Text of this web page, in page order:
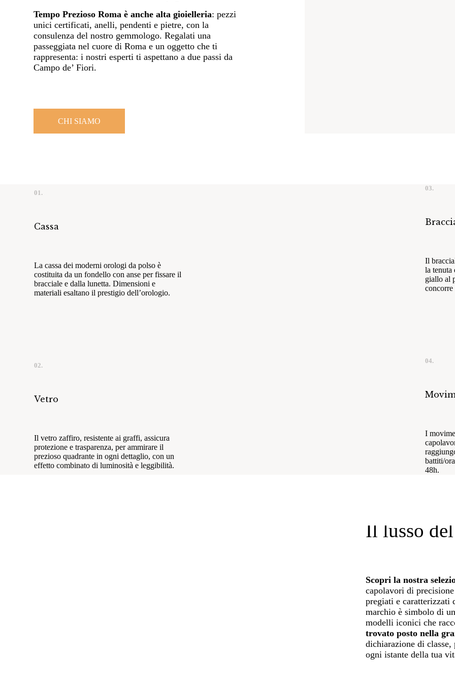
Tempo Prezioso Roma è anche alta gioielleria: pezzi
unici certificati, anelli, pendenti e pietre, con la
consulenza del nostro gemmologo. Regalati una
passeggiata nel cuore di Roma e un oggetto che ti
rappresenta: i nostri esperti ti aspettano a due passi da
Campo de’ Fiori.
CHI SIAMO
01.
Cassa
La cassa dei moderni orologi da polso è
costituita da un fondello con anse per fissare il
bracciale e dalla lunetta. Dimensioni e
materiali esaltano il prestigio dell’orologio.
02.
Vetro
Il vetro zaffiro, resistente ai graffi, assicura
protezione e trasparenza, per ammirare il
prezioso quadrante in ogni dettaglio, con un
effetto combinato di luminosità e leggibilità.
03.
Il
la tenuta
giallo al
04.
I
battiti/
48h.
Il lusso
Scopri la nostra
capolavori di
pregiati e caratterizzati
marchio è simbolo di
modelli iconici che
trovato posto nella
dichiarazione di classe,
ogni istante della tua